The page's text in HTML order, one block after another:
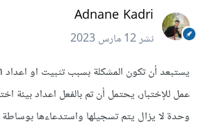
Adnane Kadri
نشر12 مارس 2023
عمل للإختبار، يحتمل أن تم بالفعل اعداد بيئة
وحدة لا يزال يتم تسجيلها واستدعاءها بوساطة bootstrap.php_